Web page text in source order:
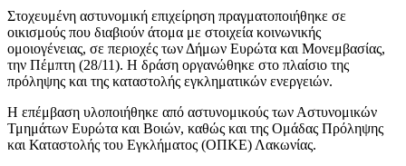
Στοχευμένη αστυνομική επιχείρηση πραγματοποιήθηκε σε
οικισμούς που διαβιούν άτομα με στοιχεία κοινωνικής
ομοιογένειας, σε περιοχές των Δήμων Ευρώτα και Μονεμβασίας,
την Πέμπτη (28/11). Η δράση οργανώθηκε στο πλαίσιο της
πρόληψης και της καταστολής εγκληματικών ενεργειών.
Η επέμβαση υλοποιήθηκε από αστυνομικούς των Αστυνομικών
Τμημάτων Ευρώτα και Βοιών, καθώς και της Ομάδας Πρόληψης
και Καταστολής του Εγκλήματος (ΟΠΚΕ) Λακωνίας.